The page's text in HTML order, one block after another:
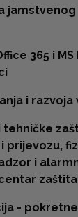
365 i
i
tehničke
prijevozu,
i
-